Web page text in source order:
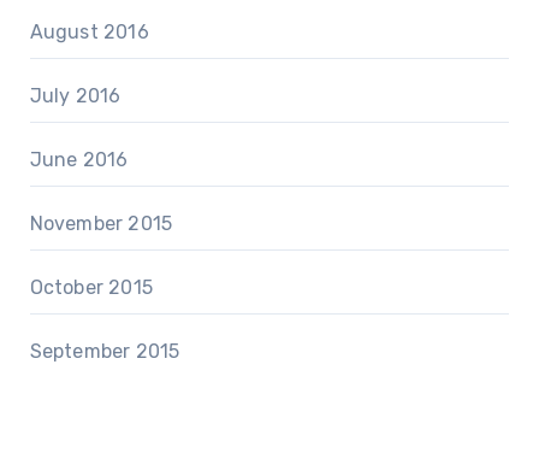
August 2016
July 2016
June 2016
November 2015
October 2015
September 2015